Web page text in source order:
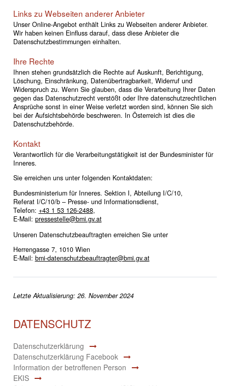
Links zu Webseiten anderer Anbieter
Unser Online-Angebot enthält Links zu Webseiten anderer Anbieter.
Wir haben keinen Einfluss darauf, dass diese Anbieter die
Datenschutzbestimmungen einhalten.
Ihre Rechte
Ihnen stehen grundsätzlich die Rechte auf Auskunft, Berichtigung,
Löschung, Einschränkung, Datenübertragbarkeit, Widerruf und
Widerspruch zu. Wenn Sie glauben, dass die Verarbeitung Ihrer Daten
gegen das Datenschutzrecht verstößt oder Ihre datenschutzrechtlichen
Ansprüche sonst in einer Weise verletzt worden sind, können Sie sich
bei der Aufsichtsbehörde beschweren. In Österreich ist dies die
Datenschutzbehörde.
Kontakt
Verantwortlich für die Verarbeitungstätigkeit ist der Bundesminister für
Inneres.
Sie erreichen uns unter folgenden Kontaktdaten:
Bundesministerium für Inneres. Sektion I, Abteilung I/C/10,
Referat I/C/10/b – Presse- und Informationsdienst,
Telefon: +43 1 53 126-2488,
E-Mail: pressestelle@bmi.gv.at
Unseren Datenschutzbeauftragten erreichen Sie unter
Herrengasse 7, 1010 Wien
E-Mail: bmi-datenschutzbeauftragter@bmi.gv.at
Letzte Aktualisierung: 26. November 2024
DATENSCHUTZ
Datenschutzerklärung
Datenschutzerklärung Facebook
Information der betroffenen Person
EKIS